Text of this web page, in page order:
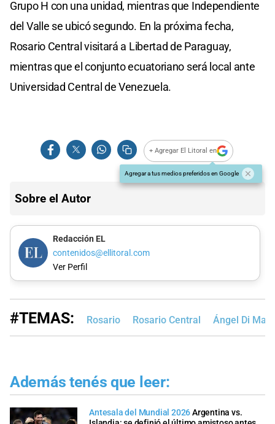
Grupo H con una unidad, mientras que Independiente
del Valle se ubicó segundo. En la próxima fecha,
Rosario Central visitará a Libertad de Paraguay,
mientras que el conjunto ecuatoriano será local ante
Universidad Central de Venezuela.
+ Agregar El Litoral en
Agregar a tus medios preferidos en Google
Sobre el Autor
Redacción EL
contenidos@ellitoral.com
Ver Perfil
#TEMAS: Rosario Rosario Central Ángel Di
Además tenés que leer:
Antesala del Mundial 2026Argentina vs.